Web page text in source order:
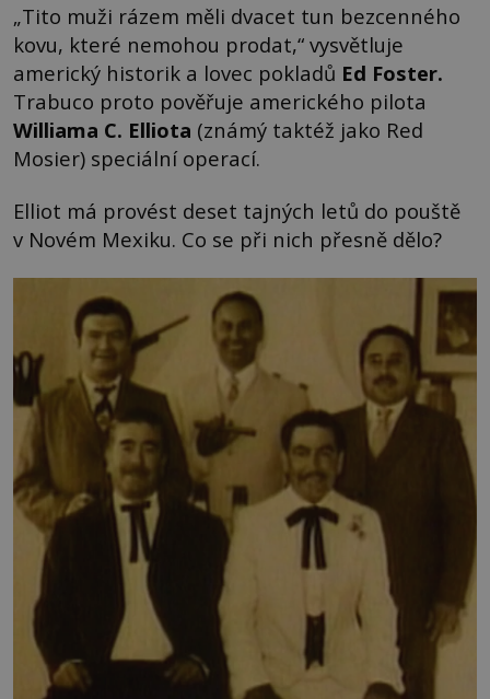
„Tito muži rázem měli dvacet tun bezcenného
kovu, které nemohou prodat,“ vysvětluje
americký historik a lovec pokladů Ed Foster.
Trabuco proto pověřuje amerického pilota
Williama C. Elliota (známý taktéž jako Red
Mosier) speciální operací.
Elliot má provést deset tajných letů do pouště
v Novém Mexiku. Co se při nich přesně dělo?